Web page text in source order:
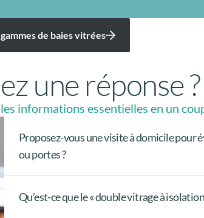
de baies vitrées
une réponse ?
informations essentielles en un
Proposez-vous une visite à domicile pour
ou portes ?
Qu’est-ce que le « double vitrage à